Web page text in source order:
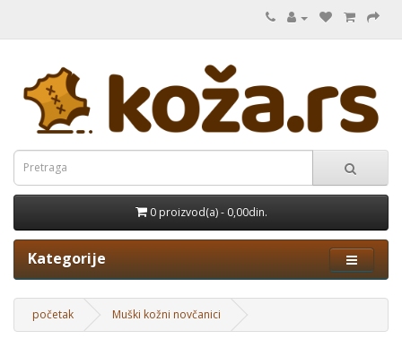
0 proizvod(a) - 0,00din.
Kategorije
početak Muški kožni novčanici